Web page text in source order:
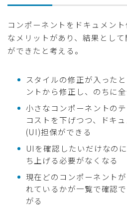
コンポーネントをドキュメン
なメリットがあり、結果とし
ができたと考える。
スタイルの修正が入った
ントから修正し、のちに
小さなコンポーネントの
コストを下げつつ、ドキ
(UI)担保ができる
UIを確認したいだけなの
ち上げる必要がなくなる
現在どのコンポーネント
れているかが一覧で確認
がる